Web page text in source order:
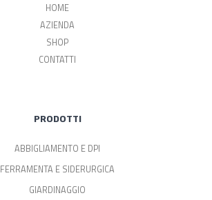
HOME
AZIENDA
SHOP
CONTATTI
PRODOTTI
ABBIGLIAMENTO E DPI
FERRAMENTA E SIDERURGICA
GIARDINAGGIO